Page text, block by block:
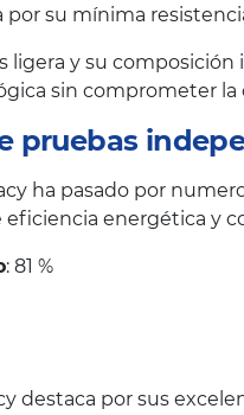
por su mínima
ligera y su
sin comprometer la
pruebas
ha pasado por
eficiencia energética y
: 81 %
destaca por sus